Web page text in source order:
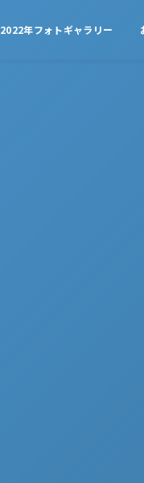
2022年フォトギャラリー